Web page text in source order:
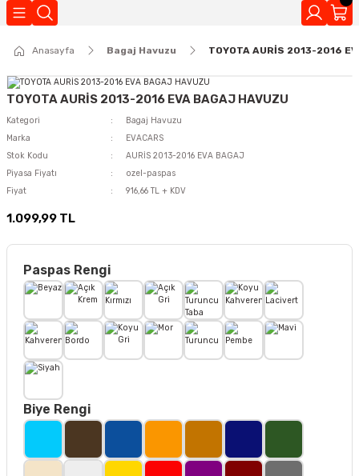
Anasayfa Bagaj Havuzu TOYOTA AURİS 2013-2016
TOYOTA AURİS 2013-2016 EVA BAGAJ HAVUZU
Kategori
Bagaj Havuzu
Marka
EVACARS
Stok Kodu
AURİS 2013-2016 EVA BAGAJ
Piyasa Fiyatı
ozel-paspas
Fiyat
916,66 TL + KDV
1.099,99 TL
Paspas Rengi
Biye Rengi